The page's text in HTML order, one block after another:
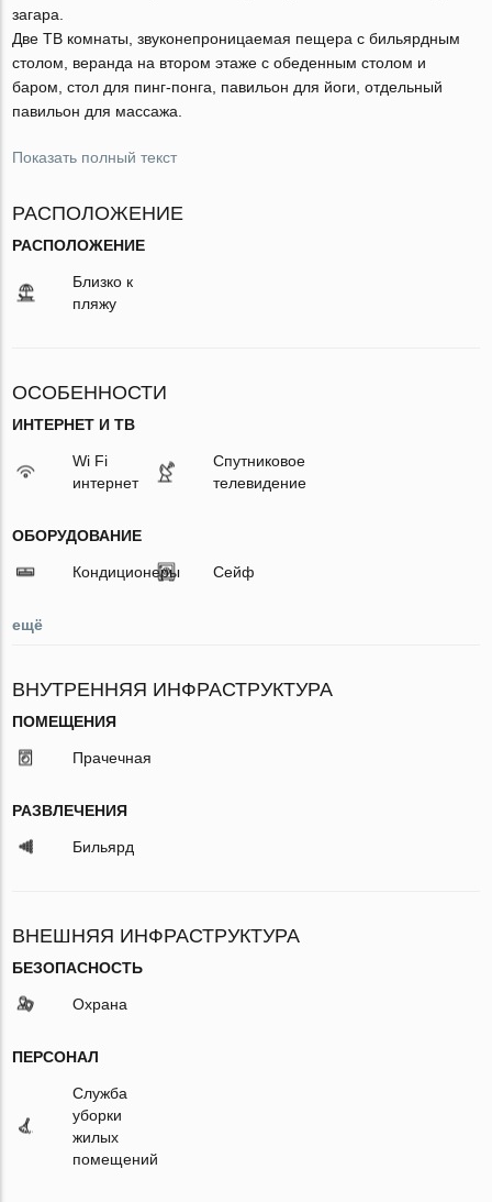
загара.
Две ТВ комнаты, звуконепроницаемая пещера с бильярдным
столом, веранда на втором этаже с обеденным столом и
баром, стол для пинг-понга, павильон для йоги, отдельный
павильон для массажа.
Показать полный текст
РАСПОЛОЖЕНИЕ
РАСПОЛОЖЕНИЕ
Близко к
пляжу
ОСОБЕННОСТИ
ИНТЕРНЕТ И ТВ
Wi Fi
интернет
Спутниковое
телевидение
ОБОРУДОВАНИЕ
Кондиционеры Сейф
ещё
ВНУТРЕННЯЯ ИНФРАСТРУКТУРА
ПОМЕЩЕНИЯ
Прачечная
РАЗВЛЕЧЕНИЯ
Бильярд
ВНЕШНЯЯ ИНФРАСТРУКТУРА
БЕЗОПАСНОСТЬ
Охрана
ПЕРСОНАЛ
Служба
уборки
жилых
помещений